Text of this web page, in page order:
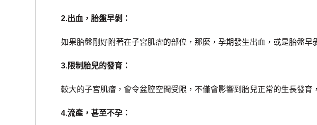
2.出血，胎盤早剝：
如果胎盤剛好附著在子宮肌瘤的部位，那麼，孕期發生出血，或是胎盤早
3.限制胎兒的發育：
較大的子宮肌瘤，會令盆腔空間受限，不僅會影響到胎兒正常的生長發育
4.流產，甚至不孕：